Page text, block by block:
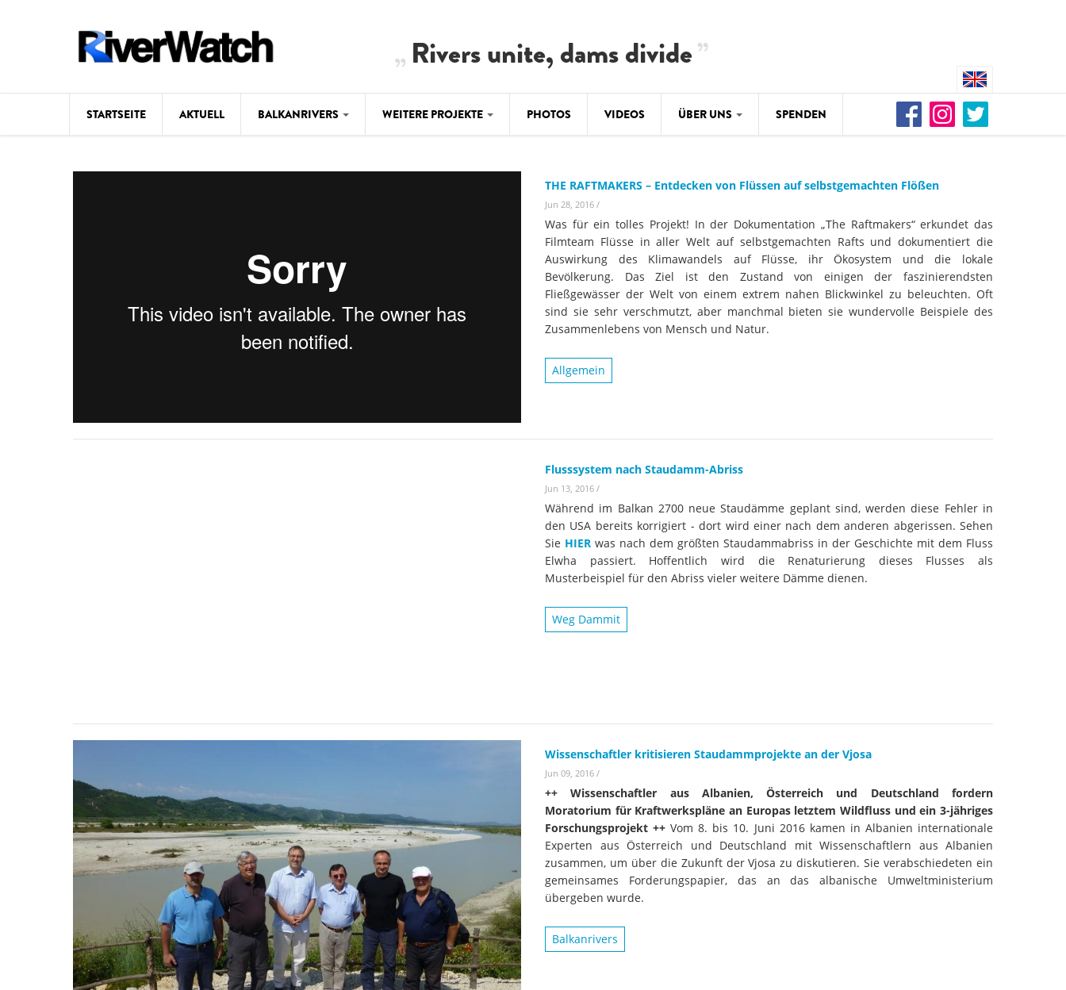
Rivers unite, dams divide
STARTSEITE AKTUELL BALKANRIVERS
Fotos
BALKANRIVERS
Una Science Week:
Wissenschaftler:innen legen
die Grundlage für Europas
Nationalpark
warnt vor Buk-Bijela-Staudamm
BALKANRIVERS
Europas letzte Wildflüsse in Gefahr: Fast
2.500 Kilometer an unberührten
Balkanflüsse seit 2012 zerstört
BALKANRIVERS
WEITERE PROJEKTE
Hintergrund
Konzeptpapier
Meldebogen
Karte
Studien
Videos
Aktuell
WEG DAMMIT
Video: Wir für den
PHOTOS VIDEOS ÜBER UNS
TEAM
SPENDEN
THE RAFTMAKERS – Entdecken von Flüssen auf selbstgemachten Flößen
Jun 28, 2016 /
Was für ein tolles Projekt! In der Dokumentation „The Raftmakers“ erkundet das
Filmteam Flüsse in aller Welt auf selbstgemachten Rafts und dokumentiert die
Auswirkung des Klimawandels auf Flüsse, ihr Ökosystem und die lokale
Bevölkerung. Das Ziel ist den Zustand von einigen der faszinierendsten
Fließgewässer der Welt von einem extrem nahen Blickwinkel zu beleuchten. Oft
sind sie sehr verschmutzt, aber manchmal bieten sie wundervolle Beispiele des
Zusammenlebens von Mensch und Natur.
Allgemein
Flusssystem nach Staudamm-Abriss
Jun 13, 2016 /
Während im Balkan 2700 neue Staudämme geplant sind, werden diese Fehler in
den USA bereits korrigiert - dort wird einer nach dem anderen abgerissen. Sehen
Sie HIER was nach dem größten Staudammabriss in der Geschichte mit dem Fluss
Elwha passiert. Hoffentlich wird die Renaturierung dieses Flusses als
Musterbeispiel für den Abriss vieler weitere Dämme dienen.
Weg Dammit
Wissenschaftler kritisieren Staudammprojekte an der Vjosa
Jun 09, 2016 /
++ Wissenschaftler aus Albanien, Österreich und Deutschland fordern
Moratorium für Kraftwerkspläne an Europas letztem Wildfluss und ein 3-jähriges
Forschungsprojekt ++Vom 8. bis 10. Juni 2016 kamen in Albanien internationale
Experten aus Österreich und Deutschland mit Wissenschaftlern aus Albanien
zusammen, um über die Zukunft der Vjosa zu diskutieren. Sie verabschiedeten ein
gemeinsames Forderungspapier, das an das albanische Umweltministerium
übergeben wurde.
Balkanrivers